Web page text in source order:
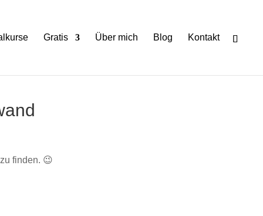
Gratis Über mich Blog Kontakt
finden. 😉